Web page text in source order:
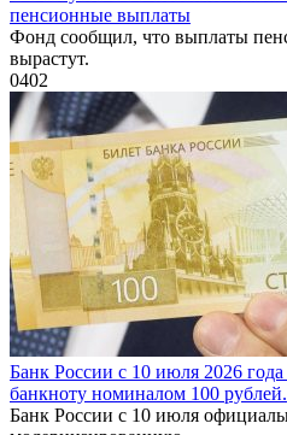
пенсионные выплаты
Фонд сообщил, что выплаты
вырастут.
0402
Банк России с 10 июля 2026
банкноту номиналом 100 рублей.
Банк России с 10 июля